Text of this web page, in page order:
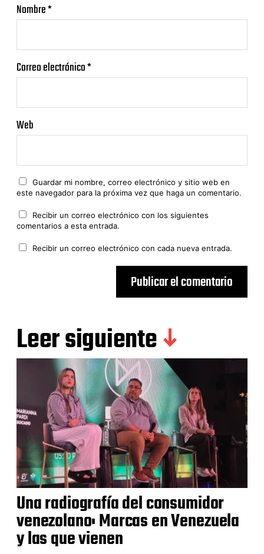
Nombre*
Correo electrónico*
Web
Guardar mi nombre, correo electrónico y sitio web en
este navegador para la próxima vez que haga un comentario.
Recibir un correo electrónico con los siguientes
comentarios a esta entrada.
Recibir un correo electrónico con cada nueva entrada.
Leer siguiente
Una radiografía del consumidor
venezolano: Marcas en Venezuela
y las que vienen